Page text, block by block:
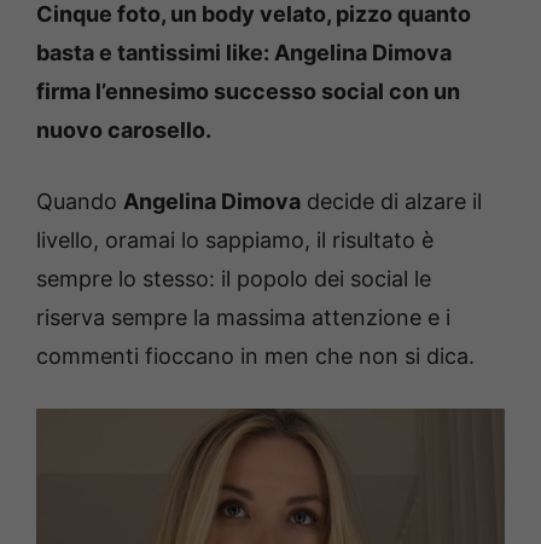
Cinque foto, un body velato, pizzo quanto
basta e tantissimi like: Angelina Dimova
firma l’ennesimo successo social con un
nuovo carosello.
Quando Angelina Dimova decide di alzare il
livello, oramai lo sappiamo, il risultato è
sempre lo stesso: il popolo dei social le
riserva sempre la massima attenzione e i
commenti fioccano in men che non si dica.